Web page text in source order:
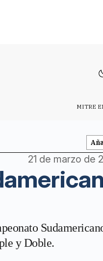
MITRE
21 de marzo de
y Doble.